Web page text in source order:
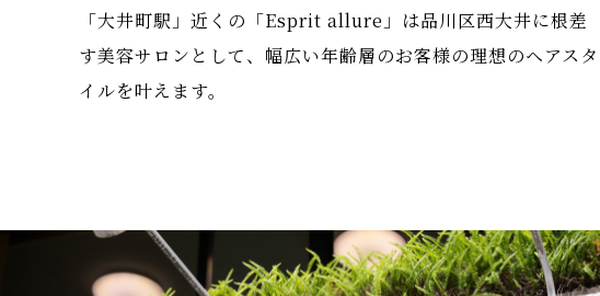
「大井町駅」近くの「Esprit allure」は品川区西大井に根差
す美容サロンとして、幅広い年齢層のお客様の理想のヘアスタ
イルを叶えます。